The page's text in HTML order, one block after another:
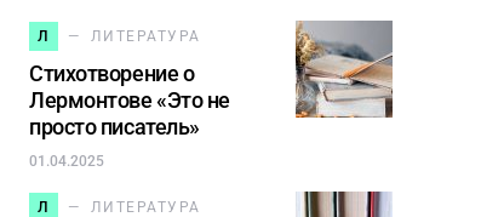
Л ЛИТЕРАТУРА
Стихотворение о
Лермонтове «Это не
просто писатель»
01.04.2025
Л ЛИТЕРАТУРА